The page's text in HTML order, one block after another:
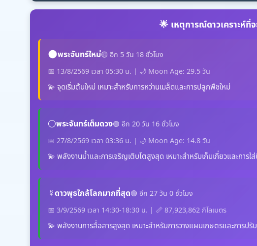
🌟 เหตุการณ์ดาวเคราะห์ที่
🌑พระจันทร์ใหม่🟡 อีก 5 วัน 18 ชั่วโมง
📅 13/8/2569 เวลา 05:30 น. | 🌙 Moon Age: 29.5 วัน
💫 จุดเริ่มต้นใหม่ เหมาะสำหรับการหว่านเมล็ดและการปลูกพืชใหม่
🌕พระจันทร์เต็มดวง🟢 อีก 20 วัน 16 ชั่วโมง
📅 27/8/2569 เวลา 03:36 น. | 🌙 Moon Age: 14.8 วัน
💫 พลังงานน้ำและการเจริญเติบโตสูงสุด เหมาะสำหรับเก็บเกี่ยวและการใ
☿️ดาวพุธใกล้โลกมากที่สุด🟢 อีก 27 วัน 0 ชั่วโมง
📅 3/9/2569 เวลา 14:30-18:30 น. | 📏 87,923,862 กิโลเมตร
💫 พลังงานการสื่อสารสูงสุด เหมาะสำหรับการวางแผนเกษตรและการปรั